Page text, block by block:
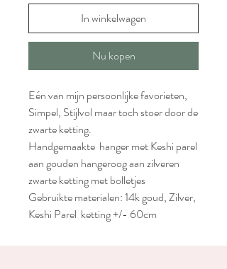
In winkelwagen
Nu kopen
Eén van mijn persoonlijke favorieten,
Simpel, Stijlvol maar toch stoer door de
zwarte ketting.
Handgemaakte hanger met Keshi parel
aan gouden hangeroog aan zilveren
zwarte ketting met bolletjes
Gebruikte materialen: 14k goud, Zilver,
Keshi Parel ketting +/- 60cm